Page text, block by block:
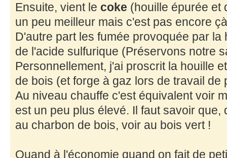
Ensuite, vient le coke (houille épurée et
un peu meilleur mais c'est pas encore
D'autre part les fumée provoquée par la
de l'acide sulfurique (Préservons notre
Personnellement, j'ai proscrit la houille
de bois (et forge à gaz lors de travail de
Au niveau chauffe c'est équivalent voir
est un peu plus élevé. Il faut savoir que,
au charbon de bois, voir au bois vert !
Quand à l'économie quand on fait de